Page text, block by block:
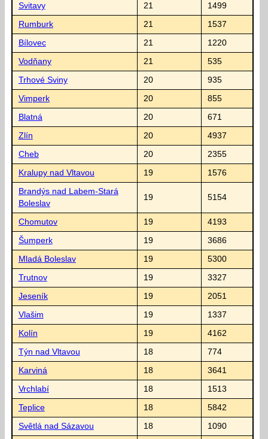
Svitavy 21 1499
Rumburk 21 1537
Bílovec 21 1220
Vodňany 21 535
Trhové Sviny 20 935
Vimperk 20 855
Blatná 20 671
Zlín 20 4937
Cheb 20 2355
Kralupy nad Vltavou 19 1576
Brandýs nad Labem-Stará
Boleslav
19 5154
Chomutov 19 4193
Šumperk 19 3686
Mladá Boleslav 19 5300
Trutnov 19 3327
Jeseník 19 2051
Vlašim 19 1337
Kolín 19 4162
Týn nad Vltavou 18 774
Karviná 18 3641
Vrchlabí 18 1513
Teplice 18 5842
Světlá nad Sázavou 18 1090